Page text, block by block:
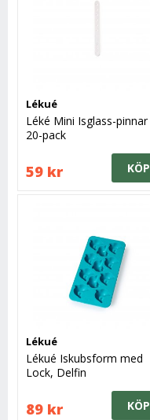
Lékué
Léké Mini Isglass-pinnar
20-pack
59 kr KÖP
Lékué
Lékué Iskubsform med
Lock, Delfin
89 kr KÖP